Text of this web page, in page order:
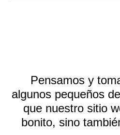
Pensamos y
algunos pequeños
que nuestro sitio
bonito, sino